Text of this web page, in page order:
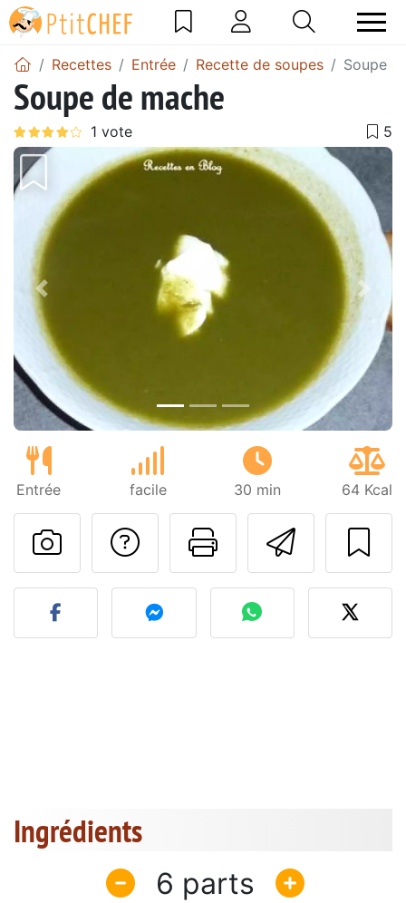
Recettes Entrée Recette de soupes Soupe
Soupe de mache
Précédent
Entrée facile 30 min 64 Kcal
Imprimer
Poser une
Publier votre photo de
Ingrédients
6